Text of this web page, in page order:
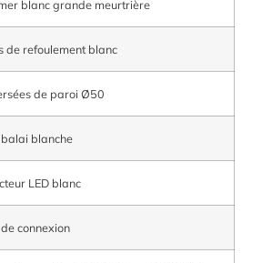
blanc grande meurtrière
de refoulement blanc
de paroi Ø50
balai blanche
LED blanc
connexion